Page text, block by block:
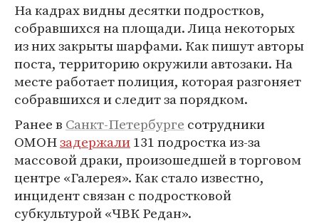
На кадрах видны десятки подростков,
собравшихся на площади. Лица некоторых
из них закрыты шарфами. Как пишут авторы
поста, территорию окружили автозаки. На
месте работает полиция, которая разгоняет
собравшихся и следит за порядком.
Ранее в Санкт-Петербурге сотрудники
ОМОНзадержали131 подростка из-за
массовой драки, произошедшей в торговом
центре «Галерея». Как стало известно,
инцидент связан с подростковой
субкультурой «ЧВК Редан».